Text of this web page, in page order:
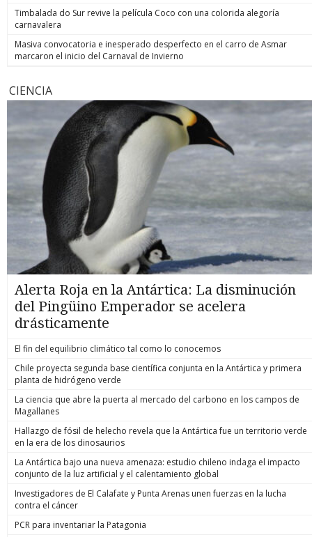
Timbalada do Sur revive la película Coco con una colorida alegoría
carnavalera
Masiva convocatoria e inesperado desperfecto en el carro de Asmar
marcaron el inicio del Carnaval de Invierno
CIENCIA
Alerta Roja en la Antártica: La disminución
del Pingüino Emperador se acelera
drásticamente
El fin del equilibrio climático tal como lo conocemos
Chile proyecta segunda base científica conjunta en la Antártica y primera
planta de hidrógeno verde
La ciencia que abre la puerta al mercado del carbono en los campos de
Magallanes
Hallazgo de fósil de helecho revela que la Antártica fue un territorio verde
en la era de los dinosaurios
La Antártica bajo una nueva amenaza: estudio chileno indaga el impacto
conjunto de la luz artificial y el calentamiento global
Investigadores de El Calafate y Punta Arenas unen fuerzas en la lucha
contra el cáncer
PCR para inventariar la Patagonia